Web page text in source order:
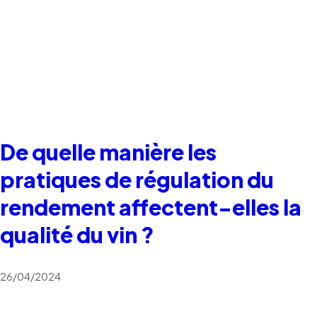
De quelle manière les
pratiques de régulation du
rendement affectent-elles la
qualité du vin ?
26/04/2024